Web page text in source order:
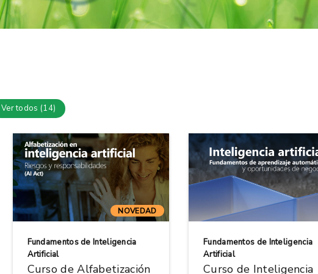
Ver todos (14)
NOVEDAD
Fundamentos de Inteligencia
Artificial
Curso de Alfabetización
Fundamentos de Inteligencia
Artificial
Curso de Inteligencia